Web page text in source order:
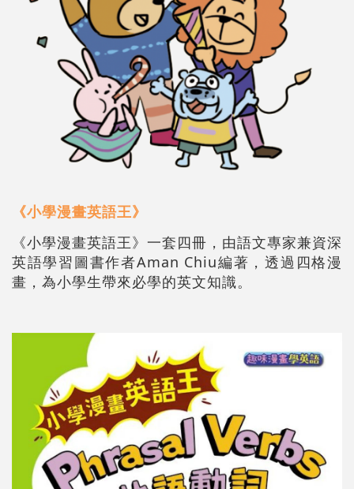
《小學漫畫英語王》
《小學漫畫英語王》一套四冊，由語文專家兼資深
英語學習圖書作者Aman Chiu編著，透過四格漫
畫，為小學生帶來必學的英文知識。